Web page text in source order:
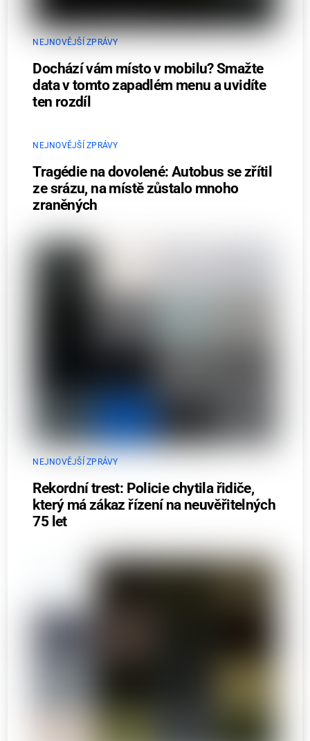
NEJNOVĚJŠÍ ZPRÁVY
Dochází vám místo v mobilu? Smažte
data v tomto zapadlém menu a uvidíte
ten rozdíl
NEJNOVĚJŠÍ ZPRÁVY
Tragédie na dovolené: Autobus se zřítil
ze srázu, na místě zůstalo mnoho
zraněných
NEJNOVĚJŠÍ ZPRÁVY
Rekordní trest: Policie chytila řidiče,
který má zákaz řízení na neuvěřitelných
75 let